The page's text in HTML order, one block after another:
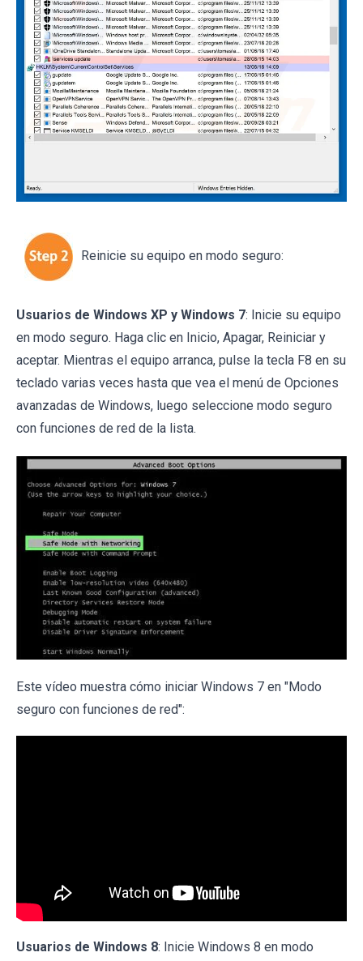
Reinicie su equipo en modo seguro:
Usuarios de Windows XP y Windows 7: Inicie su equipo
en modo seguro. Haga clic en Inicio, Apagar, Reiniciar y
aceptar. Mientras el equipo arranca, pulse la tecla F8 en su
teclado varias veces hasta que vea el menú de Opciones
avanzadas de Windows, luego seleccione modo seguro
con funciones de red de la lista.
Este vídeo muestra cómo iniciar Windows 7 en "Modo
seguro con funciones de red":
Usuarios de Windows 8: Inicie Windows 8 en modo